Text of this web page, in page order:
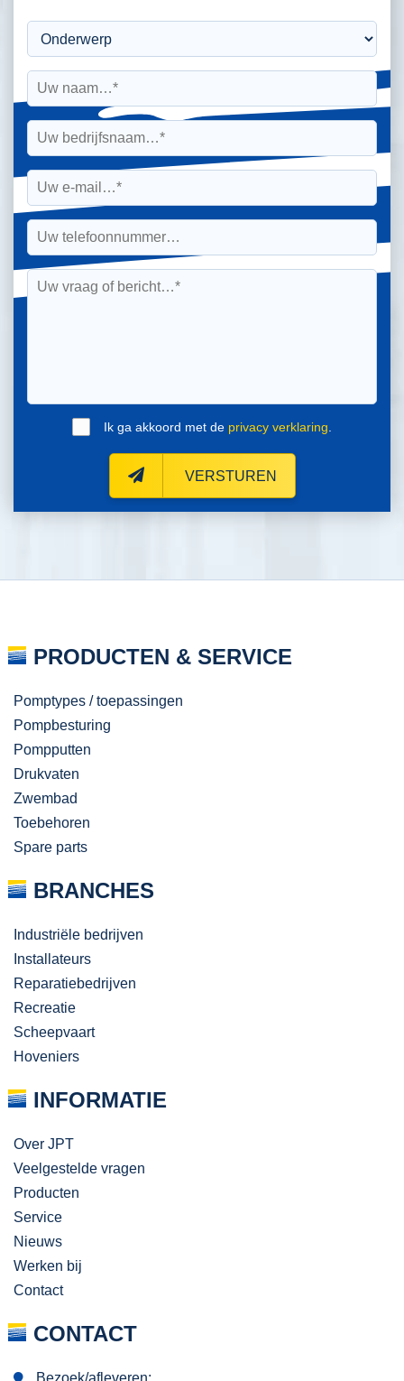
Ik ga akkoord met de privacy verklaring
VERSTUREN
PRODUCTEN & SERVICE
Pomptypes / toepassingen
Pompbesturing
Pompputten
Drukvaten
Zwembad
Toebehoren
Spare parts
BRANCHES
Industriële bedrijven
Installateurs
Reparatiebedrijven
Recreatie
Scheepvaart
Hoveniers
INFORMATIE
Over JPT
Veelgestelde vragen
Producten
Service
Nieuws
Werken bij
Contact
CONTACT
Bezoek/afleveren: